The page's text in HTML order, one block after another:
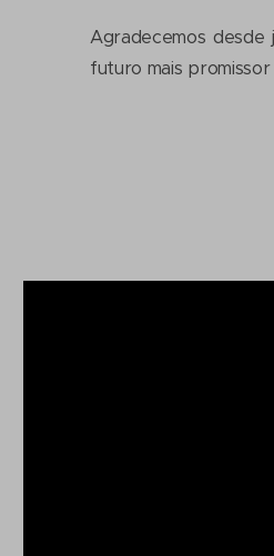
Agradecemos
futuro mais